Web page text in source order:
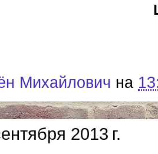
Михайлович на
2013 г.